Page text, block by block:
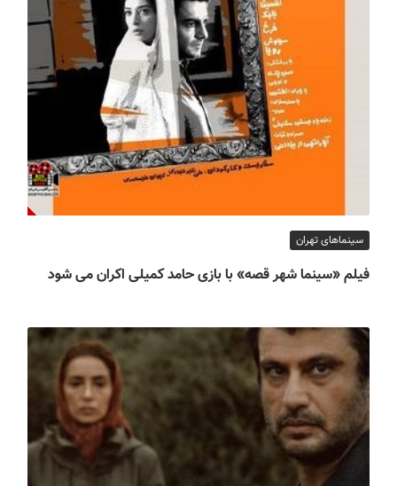
سینماهای تهران
فیلم «سینما شهر قصه» با بازی حامد کمیلی اکران می شود